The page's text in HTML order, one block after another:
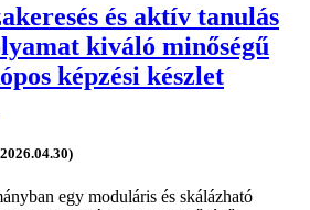
és aktív tanulás
kiváló minőségű
képzési készlet
egy moduláris és skálázható